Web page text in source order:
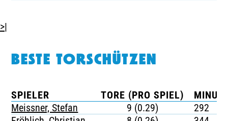
>|
BESTE TORSCHÜTZEN
SPIELER TORE (PRO SPIEL)
Meissner, Stefan
9 (0.29)
292